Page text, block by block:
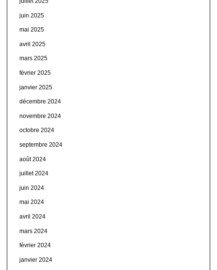
juin 2025
mai 2025
avril 2025
mars 2025
février 2025
janvier 2025
décembre 2024
novembre 2024
octobre 2024
septembre 2024
août 2024
juillet 2024
juin 2024
mai 2024
avril 2024
mars 2024
février 2024
janvier 2024